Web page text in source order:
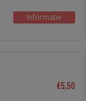
Informatie
€5,50